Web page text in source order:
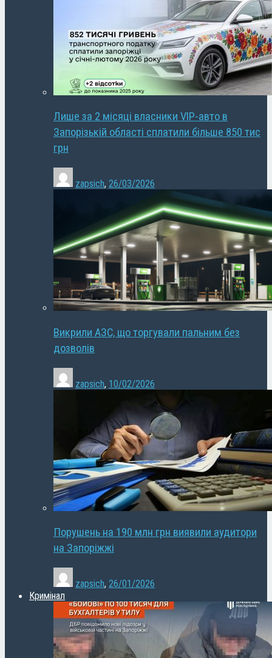
Лише за 2 місяці власники VIP-авто в
Запорізькій області сплатили більше 850 тис
грн
zapsich, 26/03/2026
Викрили АЗС, що торгували пальним без
дозволів
zapsich, 10/02/2026
Порушень на 190 млн грн виявили аудитори
на Запоріжжі
zapsich, 26/01/2026
Кримінал